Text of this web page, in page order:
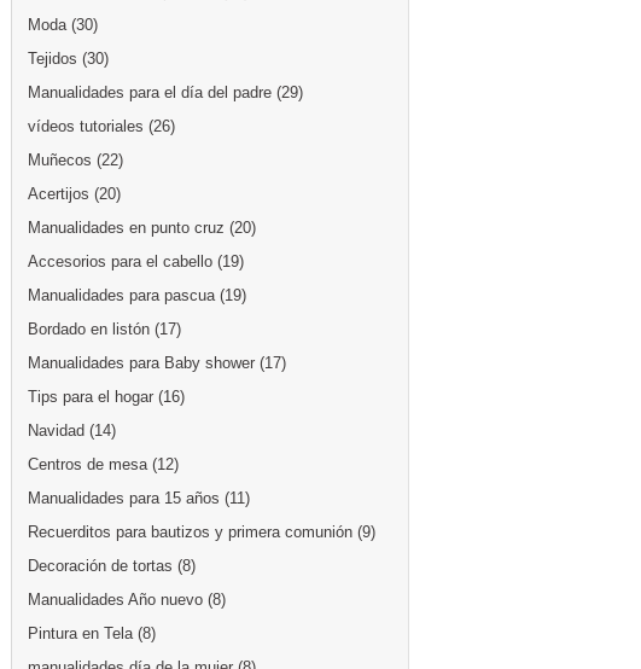
Moda (30)
Tejidos (30)
Manualidades para el día del padre (29)
vídeos tutoriales (26)
Muñecos (22)
Acertijos (20)
Manualidades en punto cruz (20)
Accesorios para el cabello (19)
Manualidades para pascua (19)
Bordado en listón (17)
Manualidades para Baby shower (17)
Tips para el hogar (16)
Navidad (14)
Centros de mesa (12)
Manualidades para 15 años (11)
Recuerditos para bautizos y primera comunión (9)
Decoración de tortas (8)
Manualidades Año nuevo (8)
Pintura en Tela (8)